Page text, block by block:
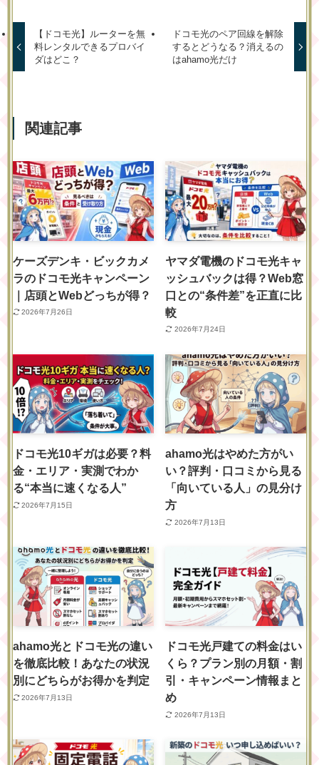
【ドコモ光】ルーターを無
料レンタルできるプロバイ
ダはどこ？
ドコモ光のペア回線を解除
するとどうなる？消えるの
はahamo光だけ
関連記事
ケーズデンキ・ビックカメ
ラのドコモ光キャンペーン
｜店頭とWebどっちが得？
2026年7月26日
ヤマダ電機のドコモ光キャ
ッシュバックは得？Web窓
口との“条件差”を正直に比
較
2026年7月24日
ドコモ光10ギガは必要？料
金・エリア・実測でわか
る“本当に速くなる人”
2026年7月15日
ahamo光はやめた方がい
い？評判・口コミから見る
「向いている人」の見分け
方
2026年7月13日
ahamo光とドコモ光の違い
を徹底比較！あなたの状況
別にどちらがお得かを判定
2026年7月13日
ドコモ光戸建ての料金はい
くら？プラン別の月額・割
引・キャンペーン情報まと
め
2026年7月13日